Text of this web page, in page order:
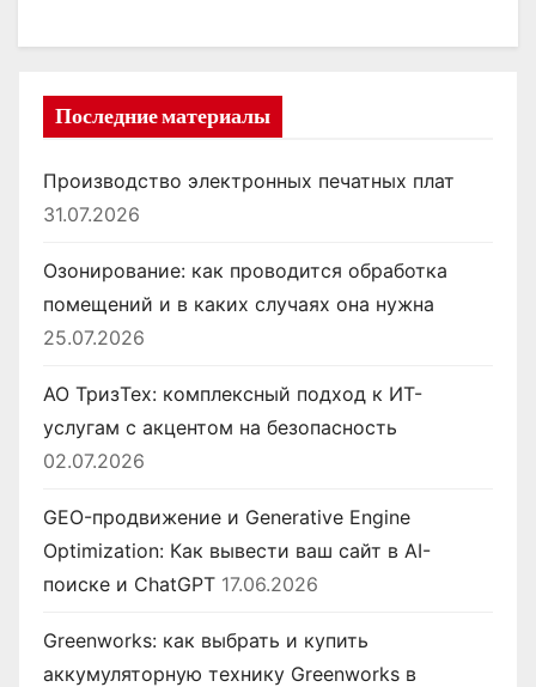
Последние материалы
Производство электронных печатных плат
31.07.2026
Озонирование: как проводится обработка
помещений и в каких случаях она нужна
25.07.2026
АО ТризТех: комплексный подход к ИТ-
услугам с акцентом на безопасность
02.07.2026
GEO-продвижение и Generative Engine
Optimization: Как вывести ваш сайт в AI-
поиске и ChatGPT 17.06.2026
Greenworks: как выбрать и купить
аккумуляторную технику Greenworks в